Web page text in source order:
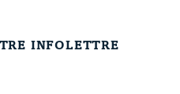
INFOLETTRE